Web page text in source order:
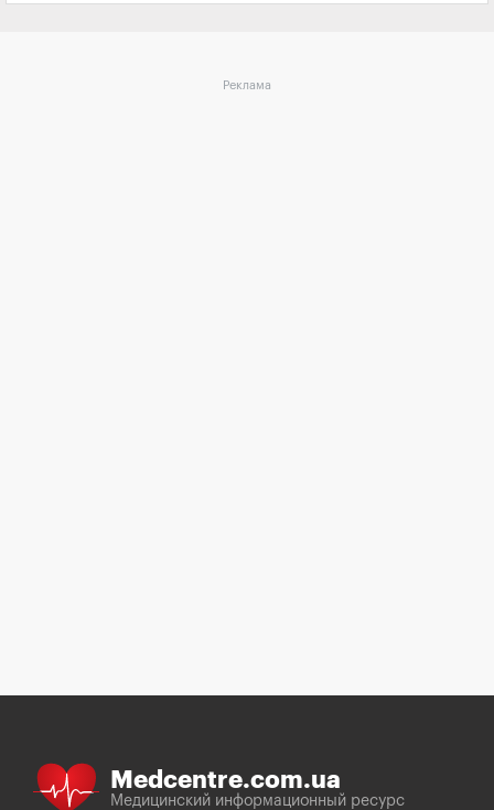
Реклама
Medcentre.com.ua
Медицинский информационный ресурс